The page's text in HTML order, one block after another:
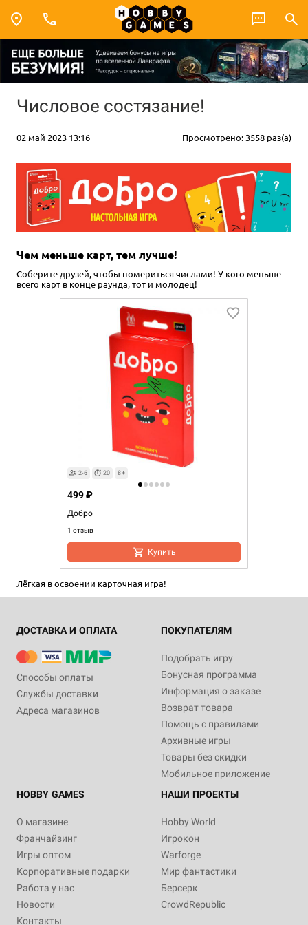
Числовое состязание!
02 май 2023 13:16 Просмотрено: 3558 раз(а)
Чем меньше карт, тем лучше!
Соберите друзей, чтобы помериться числами! У кого меньше
всего карт в конце раунда, тот и молодец!
2-6 20 8+
Добро
1 отзыв
499 ₽
Купить
Лёгкая в освоении карточная игра!
ДОСТАВКА И ОПЛАТА
Способы оплаты
Службы доставки
Адреса магазинов
ПОКУПАТЕЛЯМ
Подобрать игру
Бонусная программа
Информация о заказе
Возврат товара
Помощь с правилами
Архивные игры
Товары без скидки
Мобильное приложение
HOBBY GAMES
О магазине
Франчайзинг
Игры оптом
Корпоративные подарки
Работа у нас
Новости
Контакты
НАШИ ПРОЕКТЫ
Hobby World
Игрокон
Warforge
Мир фантастики
Берсерк
CrowdRepublic